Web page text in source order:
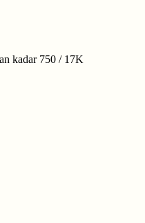
kadar 750 / 17K